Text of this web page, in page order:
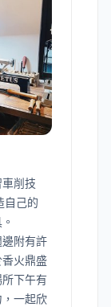
削技
自己的
附有許
火鼎盛
下午有
一起欣